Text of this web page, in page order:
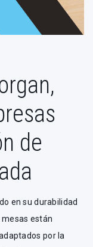
de
en su durabilidad
están
por la